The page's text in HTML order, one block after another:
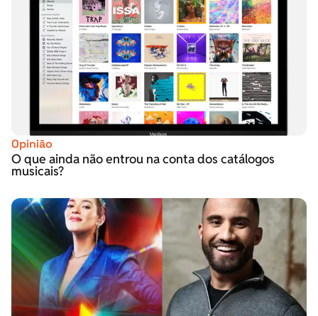
Opinião
O que ainda não entrou na conta dos catálogos
musicais?